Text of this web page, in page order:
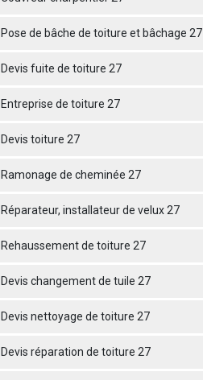
Pose de bâche de toiture et bâchage 27
Devis fuite de toiture 27
Entreprise de toiture 27
Devis toiture 27
Ramonage de cheminée 27
Réparateur, installateur de velux 27
Rehaussement de toiture 27
Devis changement de tuile 27
Devis nettoyage de toiture 27
Devis réparation de toiture 27